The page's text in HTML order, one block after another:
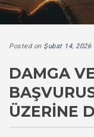
Posted on Şubat 14, 2026
DAMGA
ÜZERINE